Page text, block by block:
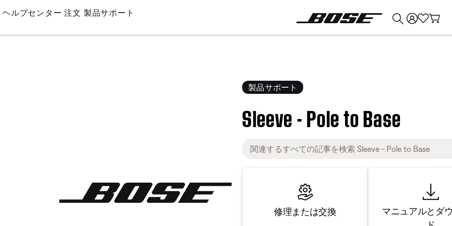
Skip
Main
ヘルプセンター 注文 製品サポート
製品サポート
Sleeve - Pole to Base
修理または交換
マニュアルとダ